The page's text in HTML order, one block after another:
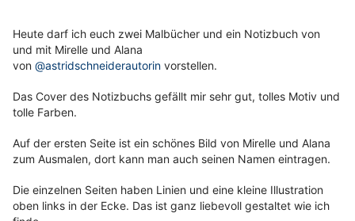
Heute darf ich euch zwei Malbücher und ein Notizbuch von
und mit Mirelle und Alana
von @astridschneiderautorin vorstellen.
Das Cover des Notizbuchs gefällt mir sehr gut, tolles Motiv und
tolle Farben.
Auf der ersten Seite ist ein schönes Bild von Mirelle und Alana
zum Ausmalen, dort kann man auch seinen Namen eintragen.
Die einzelnen Seiten haben Linien und eine kleine Illustration
oben links in der Ecke. Das ist ganz liebevoll gestaltet wie ich